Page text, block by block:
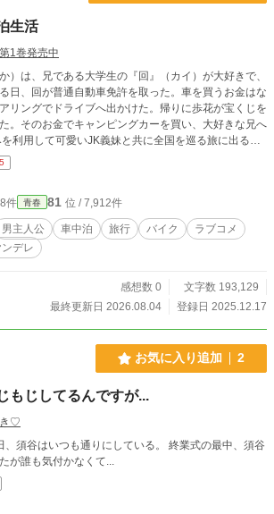
生活
1巻発売中
）は、兄である大学生の『回』（カイ）が大好きで、
日、回が普通自動車免許を取った。車を買うお金はな
リングでドライブへ出かけた。帰りに歩花が宝くじを
。そのお金でキャンピングカーを買い、大好きな兄へ
利用して可愛いJK義妹と共に全国を巡る旅に出る―
です
件 青春 81 位 / 7,912件
男主人公 車中泊 旅行 バイク
ラブコメ
ンデレ
感想数 0
文字数 193,129
最終更新日 2026.08.04
登録日 2025.12.17
お気に入り追加 2
もじしてるんですが...
き♡
、須谷はいつも通りにしている。 終業式の最中、須谷
が誰も気付かなくて...